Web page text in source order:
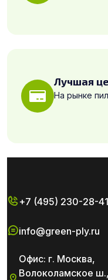
Лучшая
На рынке
+7 (495) 230-28-41
info@green-ply.ru
Офис: г. Москва,
Волоколамское